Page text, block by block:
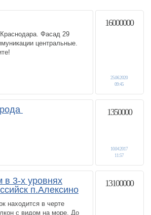
Фасад 29
центральные.
16000000
25.06.2020
09:45
1350000
10.04.2017
11:57
3-х уровнях
п.Алексино
находится в черте
с видом на море. До
13100000